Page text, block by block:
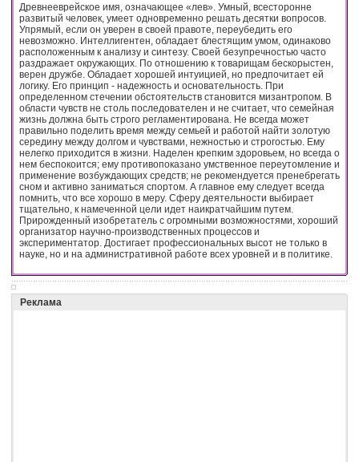
Древнееврейское имя, означающее «лев». Умный, всесторонне
развитый человек, умеет одновременно решать десятки вопросов.
Упрямый, если он уверен в своей правоте, переубедить его
невозможно. Интеллигентен, обладает блестящим умом, одинаково
расположенным к анализу и синтезу. Своей безупречностью часто
раздражает окружающих. По отношению к товарищам бескорыстен,
верен дружбе. Обладает хорошей интуицией, но предпочитает ей
логику. Его принцип - надежность и основательность. При
определенном стечении обстоятельств становится мизантропом. В
области чувств не столь последователен и не считает, что семейная
жизнь должна быть строго регламентирована. Не всегда может
правильно поделить время между семьей и работой найти золотую
середину между долгом и чувствами, нежностью и строгостью. Ему
нелегко приходится в жизни. Наделен крепким здоровьем, но всегда о
нем беспокоится; ему противопоказано умственное переутомление и
применение возбуждающих средств; не рекомендуется пренебрегать
сном и активно заниматься спортом. А главное ему следует всегда
помнить, что все хорошо в меру. Сферу деятельности выбирает
тщательно, к намеченной цели идет наикратчайшим путем.
Прирожденный изобретатель с огромными возможностями, хороший
организатор научно-производственных процессов и
экспериментатор. Достигает профессиональных высот не только в
науке, но и на административной работе всех уровней и в политике.
Реклама